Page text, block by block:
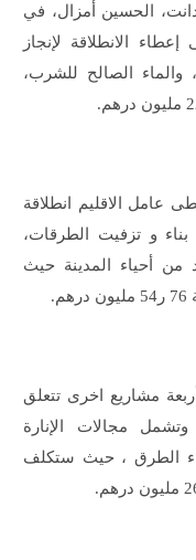
الحسين أمزال، في
الانطلاقة لإنجاز
والماء الصالح للشرب،
عامل الاقليم انطلاقة
و تزفيت الطرقات،
أحياء المدينة حيث
مشاريع اخرى تتعلق
وتشمل مجالات الإنارة
الطرق ، حيث ستكلف